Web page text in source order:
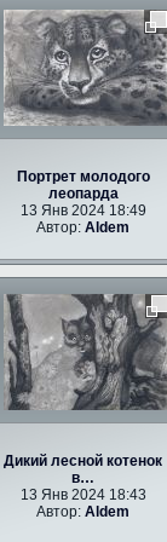
Портрет молодого
леопарда
13 Янв 2024 18:49
Автор:Aldem
Дикий лесной котенок
в…
13 Янв 2024 18:43
Автор:Aldem